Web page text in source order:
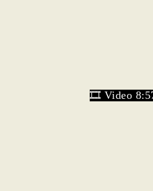
🎞️ Video